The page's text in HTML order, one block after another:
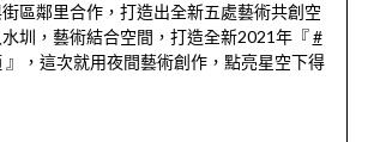
區鄰里合作，打造出全新五處藝術共創空
圳，藝術結合空間，打造全新2021年『#
』，這次就用夜間藝術創作，點亮星空下得